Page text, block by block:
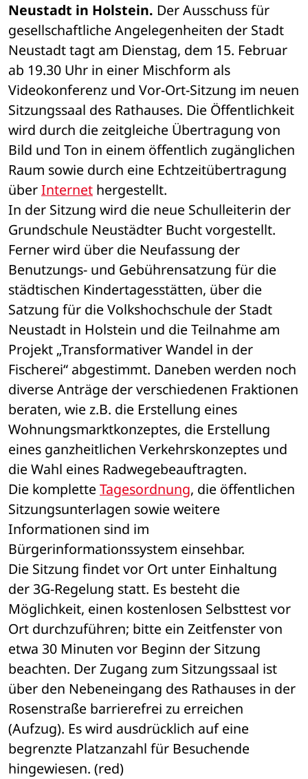
Neustadt in Holstein. Der Ausschuss für
gesellschaftliche Angelegenheiten der Stadt
Neustadt tagt am Dienstag, dem 15. Februar
ab 19.30 Uhr in einer Mischform als
Videokonferenz und Vor-Ort-Sitzung im neuen
Sitzungssaal des Rathauses. Die Öffentlichkeit
wird durch die zeitgleiche Übertragung von
Bild und Ton in einem öffentlich zugänglichen
Raum sowie durch eine Echtzeitübertragung
über Internet hergestellt.
In der Sitzung wird die neue Schulleiterin der
Grundschule Neustädter Bucht vorgestellt.
Ferner wird über die Neufassung der
Benutzungs- und Gebührensatzung für die
städtischen Kindertagesstätten, über die
Satzung für die Volkshochschule der Stadt
Neustadt in Holstein und die Teilnahme am
Projekt „Transformativer Wandel in der
Fischerei“ abgestimmt. Daneben werden noch
diverse Anträge der verschiedenen Fraktionen
beraten, wie z.B. die Erstellung eines
Wohnungsmarktkonzeptes, die Erstellung
eines ganzheitlichen Verkehrskonzeptes und
die Wahl eines Radwegebeauftragten.
Die komplette Tagesordnung, die öffentlichen
Sitzungsunterlagen sowie weitere
Informationen sind im
Bürgerinformationssystem einsehbar.
Die Sitzung findet vor Ort unter Einhaltung
der 3G-Regelung statt. Es besteht die
Möglichkeit, einen kostenlosen Selbsttest vor
Ort durchzuführen; bitte ein Zeitfenster von
etwa 30 Minuten vor Beginn der Sitzung
beachten. Der Zugang zum Sitzungssaal ist
über den Nebeneingang des Rathauses in der
Rosenstraße barrierefrei zu erreichen
(Aufzug). Es wird ausdrücklich auf eine
begrenzte Platzanzahl für Besuchende
hingewiesen. (red)